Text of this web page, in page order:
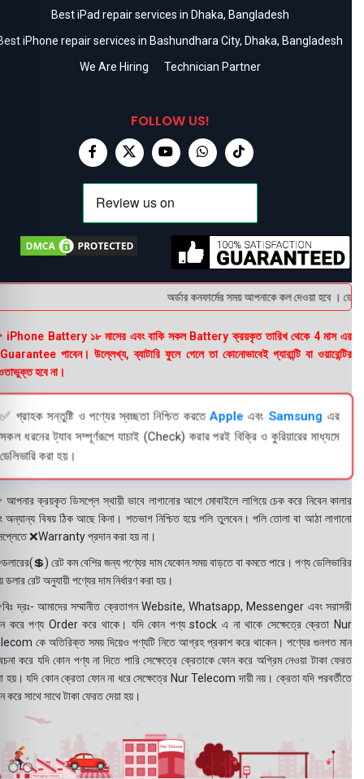
Best iPad repair services in Dhaka, Bangladesh
iPhone repair services in Bashundhara City, Dhaka, Bangladesh
We Are Hiring
Technician Partner
FOLLOW US!
অর্ডার কনফার্মের সময় আপনাকে কল দেওয়া হবে ।
Battery ১৮ মাসের এবং বাকি সকল Battery ক্রয়কৃত তারিখ থেকে 4 মাস এর
পাবেন। উল্লেখ্য, ব্যাটারি ফুলে গেলে তা কোনোভাবেই গ্যারান্টি বা ওয়ারেন্টির
হবে না।
✅ গ্রাহক সন্তুষ্টি ও পণ্যের স্বচ্ছতা নিশ্চিত করতেAppleএবং Samsungএর
সকল ধরনের ট্যাব সম্পূর্ণরূপে যাচাই (Check) করার পরই বিক্রি ও কুরিয়ারের মাধ্যমে
ডেলিভারি করা হয়।
ক্রয়কৃত ডিসপ্লে স্থায়ী ভাবে লাগানোর আগে মোবাইলে লাগিয়ে চেক করে নিবেন কালার
অন্যান্য বিষয় ঠিক আছে কিনা। শতভাগ নিশ্চিত হয়ে পলি তুলবেন। পলি তোলা বা আঠা লাগানো
❌Warranty প্রদান করা হয় না।
রেট কম বেশির জন্য পণ্যের দাম যেকোন সময় বাড়তে বা কমতে পারে। পণ্য ডেলিভারির
ডলার রেট অনুযায়ী পণ্যের দাম নির্ধারণ করা হয়।
দ্রঃ- আমাদের সম্মানীত ক্রেতাগন Website, Whatsapp, Messenger এবং সরাসরী
করে পণ্য Order করে থাকে। যদি কোন পণ্য stock এ না থাকে সেক্ষেত্রে ক্রেতা Nur
কে অতিরিক্ত সময় দিয়েও পণ্যটি নিতে আগ্রহ প্রকাশ করে থাকেন। পণ্যের গুনগত মান
করে যদি কোন পণ্য না দিতে পারি সেক্ষেত্রে ক্রেতাকে ফোন করে অগ্রিম নেওয়া টাকা ফেরত
হয়। যদি কোন ক্রেতা ফোন না ধরে সেক্ষেত্রে Nur Telecom দায়ী নয়। ক্রেতা যদি পরবর্তীতে
করে সাথে সাথে টাকা ফেরত দেয়া হয়।